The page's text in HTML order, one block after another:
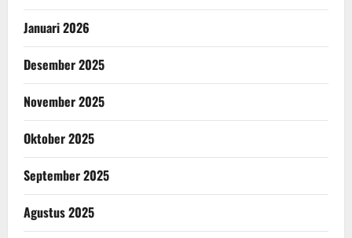
Januari 2026
Desember 2025
November 2025
Oktober 2025
September 2025
Agustus 2025